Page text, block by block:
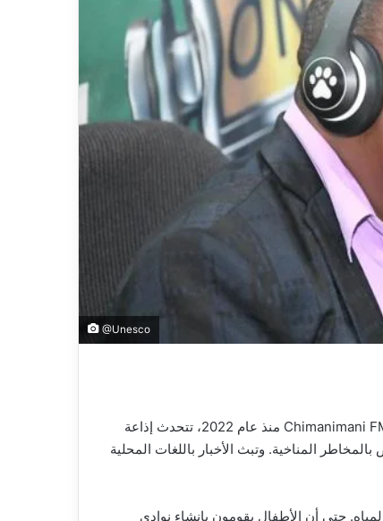
@Unesco
منذ عام 2022، تتحدث إذاعة Chimanimani FM إلى قلوب الناس. تم إنشاء هذه المحطة الإذاعية المحلية الصغيرة،
إعصار إيداي، لإعلام أكثر من 150 ألف شخص بالمخاطر المناخية. وتبث الأخبار باللغات المحلية
حتى أن الأطفال يقومون بإنشاء نوادي